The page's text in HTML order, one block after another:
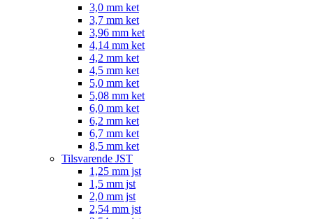
3,0 mm ket
3,7 mm ket
3,96 mm ket
4,14 mm ket
4,2 mm ket
4,5 mm ket
5,0 mm ket
5,08 mm ket
6,0 mm ket
6,2 mm ket
6,7 mm ket
8,5 mm ket
Tilsvarende JST
1,25 mm jst
1,5 mm jst
2,0 mm jst
2,54 mm jst